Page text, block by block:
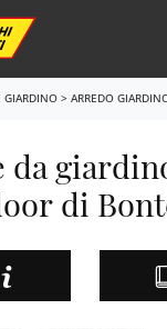
GIARDINO > ARREDO
da
di